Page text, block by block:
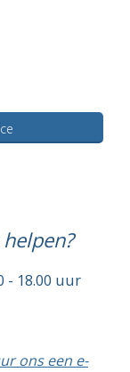
- 18.00 uur
ons een e-